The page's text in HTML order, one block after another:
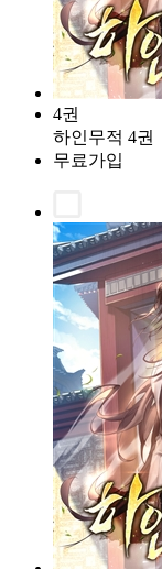
4권
하인무적 4권
무료가입